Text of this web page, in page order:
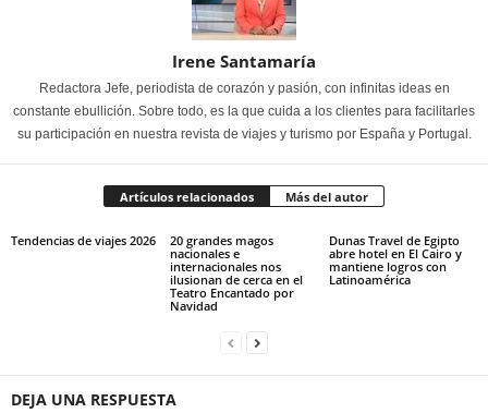
Irene Santamaría
Redactora Jefe, periodista de corazón y pasión, con infinitas ideas en
constante ebullición. Sobre todo, es la que cuida a los clientes para facilitarles
su participación en nuestra revista de viajes y turismo por España y Portugal.
Artículos relacionados Más del autor
Tendencias de viajes 2026
20 grandes magos
nacionales e
internacionales nos
ilusionan de cerca en el
Teatro Encantado por
Navidad
Dunas Travel de Egipto
abre hotel en El Cairo y
mantiene logros con
Latinoamérica
DEJA UNA RESPUESTA